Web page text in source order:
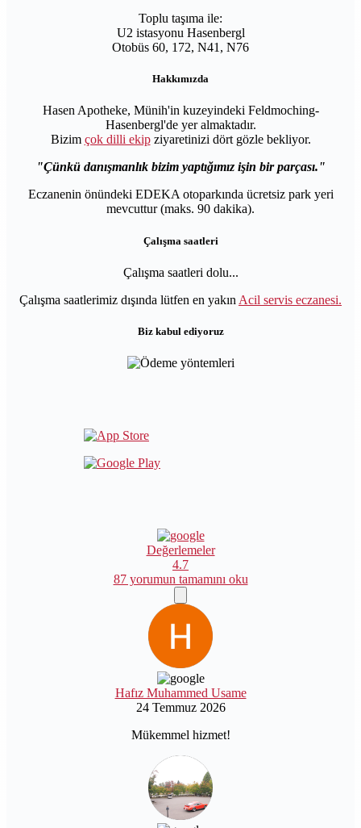
Toplu taşıma ile:
U2 istasyonu Hasenbergl
Otobüs 60, 172, N41, N76
Hakkımızda
Hasen Apotheke, Münih'in kuzeyindeki Feldmoching-
Hasenbergl'de yer almaktadır.
Bizim çok dilli ekipziyaretinizi dört gözle bekliyor.
Çünkü danışmanlık bizim yaptığımız işin bir parçası.
Eczanenin önündeki EDEKA otoparkında ücretsiz park yeri
mevcuttur (maks. 90 dakika).
Çalışma saatleri
Çalışma saatleri dolu...
Çalışma saatlerimiz dışında lütfen en yakın Acil servis eczanesi.
Biz kabul ediyoruz
Değerlemeler
4.7
87 yorumun tamamını oku
Hafız Muhammed Usame
24 Temmuz 2026
Mükemmel hizmet!